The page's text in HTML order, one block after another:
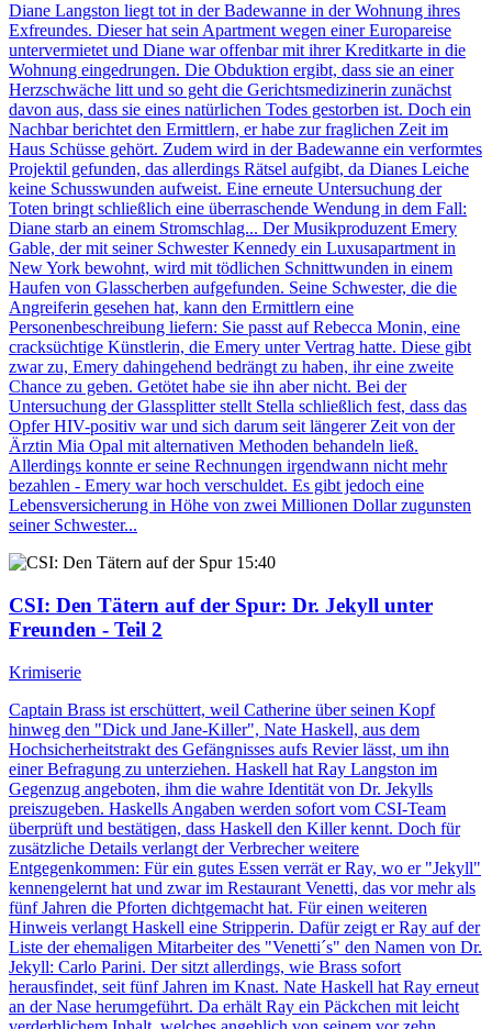
Diane Langston liegt tot in der Badewanne in der Wohnung ihres
Exfreundes. Dieser hat sein Apartment wegen einer Europareise
untervermietet und Diane war offenbar mit ihrer Kreditkarte in die
Wohnung eingedrungen. Die Obduktion ergibt, dass sie an einer
Herzschwäche litt und so geht die Gerichtsmedizinerin zunächst
davon aus, dass sie eines natürlichen Todes gestorben ist. Doch ein
Nachbar berichtet den Ermittlern, er habe zur fraglichen Zeit im
Haus Schüsse gehört. Zudem wird in der Badewanne ein verformtes
Projektil gefunden, das allerdings Rätsel aufgibt, da Dianes Leiche
keine Schusswunden aufweist. Eine erneute Untersuchung der
Toten bringt schließlich eine überraschende Wendung in dem Fall:
Diane starb an einem Stromschlag... Der Musikproduzent Emery
Gable, der mit seiner Schwester Kennedy ein Luxusapartment in
New York bewohnt, wird mit tödlichen Schnittwunden in einem
Haufen von Glasscherben aufgefunden. Seine Schwester, die die
Angreiferin gesehen hat, kann den Ermittlern eine
Personenbeschreibung liefern: Sie passt auf Rebecca Monin, eine
cracksüchtige Künstlerin, die Emery unter Vertrag hatte. Diese gibt
zwar zu, Emery dahingehend bedrängt zu haben, ihr eine zweite
Chance zu geben. Getötet habe sie ihn aber nicht. Bei der
Untersuchung der Glassplitter stellt Stella schließlich fest, dass das
Opfer HIV-positiv war und sich darum seit längerer Zeit von der
Ärztin Mia Opal mit alternativen Methoden behandeln ließ.
Allerdings konnte er seine Rechnungen irgendwann nicht mehr
bezahlen - Emery war hoch verschuldet. Es gibt jedoch eine
Lebensversicherung in Höhe von zwei Millionen Dollar zugunsten
seiner Schwester...
15:40
CSI: Den Tätern auf der Spur: Dr. Jekyll unter
Freunden - Teil 2
Krimiserie
Captain Brass ist erschüttert, weil Catherine über seinen Kopf
hinweg den "Dick und Jane-Killer", Nate Haskell, aus dem
Hochsicherheitstrakt des Gefängnisses aufs Revier lässt, um ihn
einer Befragung zu unterziehen. Haskell hat Ray Langston im
Gegenzug angeboten, ihm die wahre Identität von Dr. Jekylls
preiszugeben. Haskells Angaben werden sofort vom CSI-Team
überprüft und bestätigen, dass Haskell den Killer kennt. Doch für
zusätzliche Details verlangt der Verbrecher weitere
Entgegenkommen: Für ein gutes Essen verrät er Ray, wo er "Jekyll"
kennengelernt hat und zwar im Restaurant Venetti, das vor mehr als
fünf Jahren die Pforten dichtgemacht hat. Für einen weiteren
Hinweis verlangt Haskell eine Stripperin. Dafür zeigt er Ray auf der
Liste der ehemaligen Mitarbeiter des "Venetti´s" den Namen von Dr.
Jekyll: Carlo Parini. Der sitzt allerdings, wie Brass sofort
herausfindet, seit fünf Jahren im Knast. Nate Haskell hat Ray erneut
an der Nase herumgeführt. Da erhält Ray ein Päckchen mit leicht